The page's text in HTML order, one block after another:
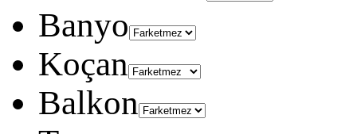
Banyo
Koçan
Balkon